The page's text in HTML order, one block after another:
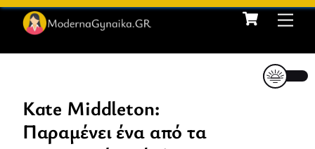
Skip
content
Cart
Kate Middleton:
Παραμένει ένα από τα